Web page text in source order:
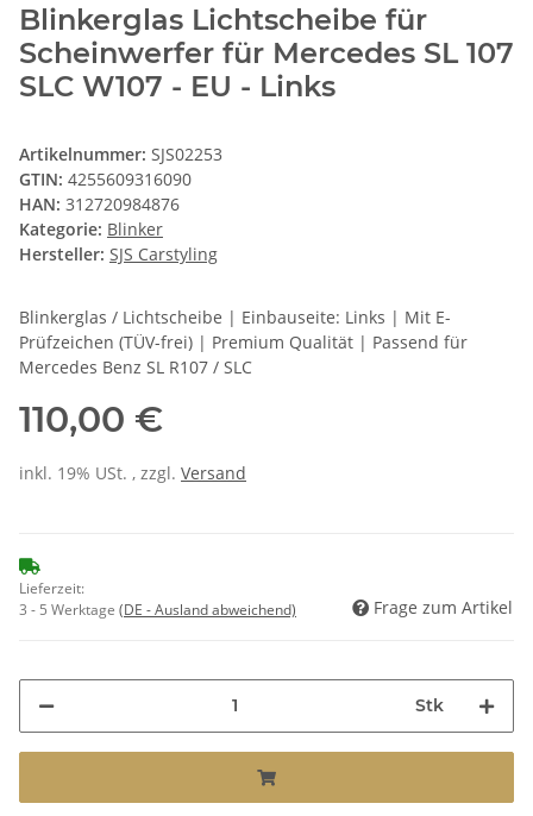
Blinkerglas Lichtscheibe für
Scheinwerfer für Mercedes SL 107
SLC W107 - EU - Links
Artikelnummer: SJS02253
GTIN: 4255609316090
HAN: 312720984876
Kategorie: Blinker
Hersteller: SJS Carstyling
Blinkerglas / Lichtscheibe | Einbauseite: Links | Mit E-
Prüfzeichen (TÜV-frei) | Premium Qualität | Passend für
Mercedes Benz SL R107 / SLC
110,00 €
inkl. 19% USt. , zzgl. Versand
Lieferzeit:
3 - 5 Werktage (DE - Ausland abweichend) Frage zum Artikel
Stk